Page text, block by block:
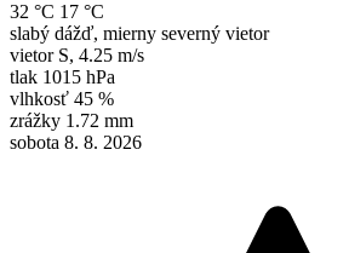
32 °C 17 °C
slabý dážď, mierny severný vietor
vietor S, 4.25 m/s
tlak 1015 hPa
vlhkosť 45 %
zrážky 1.72 mm
sobota 8. 8. 2026